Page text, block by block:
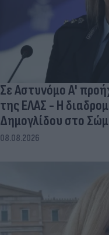
Σε Αστυνόμο Α'
της ΕΛΑΣ - Η
Δημογλίδου στο
08.08.2026